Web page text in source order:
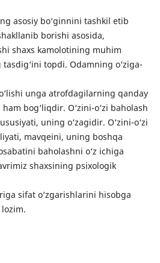
asosiy bo‘ginnini tashkil etib
borishi asosida,
shaxs kamolotining muhim
topdi. Odamning o‘ziga-
unga atrofdagilarning qanday
bog‘liqdir. O‘zini-o‘zi baholash
uning o‘zagidir. O‘zini-o‘zi
mavqeini, uning boshqa
baholashni o‘z ichiga
shaxsining psixologik
sifat o‘zgarishlarini hisobga